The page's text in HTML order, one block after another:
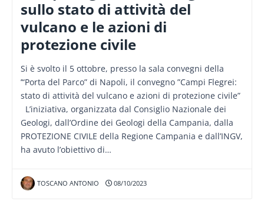
sullo stato di attività del
vulcano e le azioni di
protezione civile
Si è svolto il 5 ottobre, presso la sala convegni della
’“Porta del Parco” di Napoli, il convegno ”Campi Flegrei:
stato di attività del vulcano e azioni di protezione civile”
L’iniziativa, organizzata dal Consiglio Nazionale dei
Geologi, dall’Ordine dei Geologi della Campania, dalla
PROTEZIONE CIVILE della Regione Campania e dall’INGV,
ha avuto l’obiettivo di…
TOSCANO ANTONIO 08/10/2023